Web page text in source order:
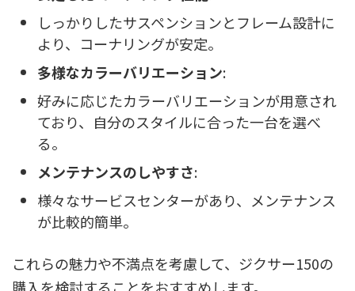
しっかりしたサスペンションとフレーム設計に
より、コーナリングが安定。
多様なカラーバリエーション:
好みに応じたカラーバリエーションが用意され
ており、自分のスタイルに合った一台を選べ
る。
メンテナンスのしやすさ:
様々なサービスセンターがあり、メンテナンス
が比較的簡単。
これらの魅力や不満点を考慮して、ジクサー150の